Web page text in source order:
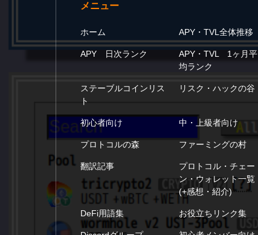
メニュー
ホーム APY・TVL全体推移
APY 日次ランク
APY・TVL 1ヶ月平
均ランク
ステーブルコインリス
ト
リスク・ハックの谷
初心者向け 中・上級者向け
プロトコルの森 ファーミングの村
翻訳記事
プロトコル・チェー
ン・ウォレット一覧
(+感想・紹介)
DeFi用語集 お役立ちリンク集